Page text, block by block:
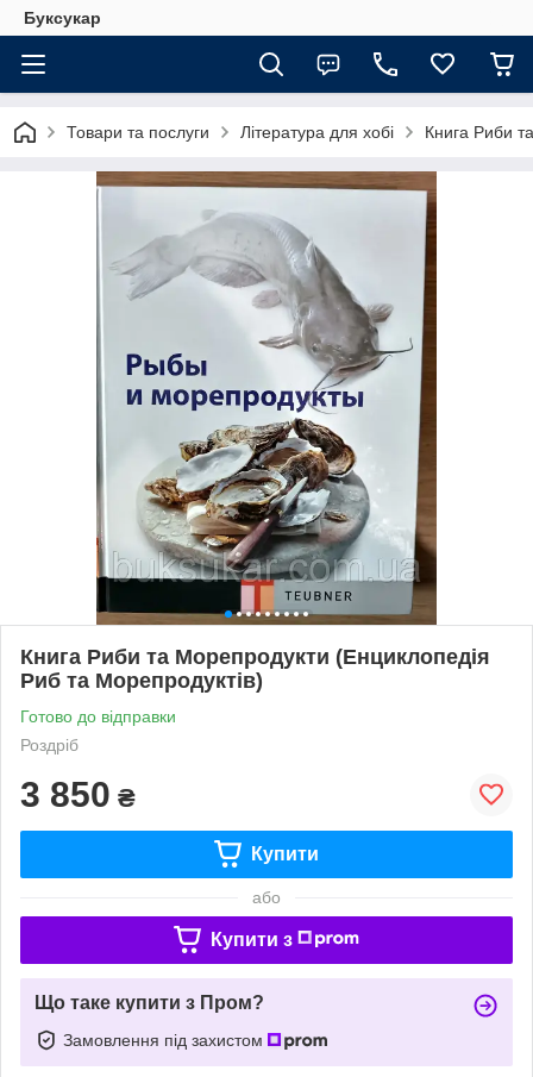
Буксукар
Товари та послуги Література для хобі Книга Риби
Книга Риби та Морепродукти (Енциклопедія
Риб та Морепродуктів)
Готово до відправки
Роздріб
3 850 ₴
Купити
або
Купити з
Що таке купити з Пром?
Замовлення під захистом